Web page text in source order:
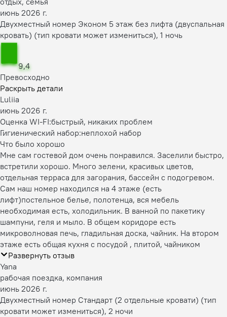
июнь 2026 г.
Двухместный номер Эконом 5 этаж без лифта (двуспальная
кровать) (тип кровати может измениться), 1 ночь
9,4
Превосходно
Раскрыть детали
Luliia
июнь 2026 г.
Оценка WI-FI:быстрый, никаких проблем
Гигиенический набор:неплохой набор
Что было хорошо
Мне сам гостевой дом очень понравился. Заселили быстро,
встретили хорошо. Много зелени, красивых цветов,
отдельная терраса для загорания, бассейн с подогревом.
Сам наш номер находился на 4 этаже (есть
лифт)постельное белье, полотенца, вся мебель
необходимая есть, холодильник. В ванной по пакетику
шампуни, геля и мыло. В общем коридоре есть
микроволновая печь, гладильная доска, чайник. На втором
этаже есть общая кухня с посудой , плитой, чайником
Развернуть отзыв
Yana
рабочая поездка, компания
июнь 2026 г.
Двухместный номер Стандарт (2 отдельные кровати) (тип
кровати может измениться), 2 ночи